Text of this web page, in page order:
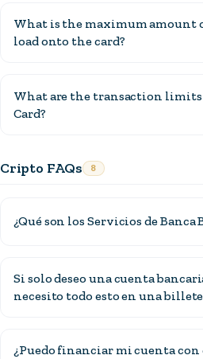
What is the maximum amount
load onto the card?
What are the transaction
Card?
Cripto FAQs 8
¿Qué son los Servicios de
Si solo deseo una cuenta
necesito todo esto en una
¿Puedo financiar mi cuenta